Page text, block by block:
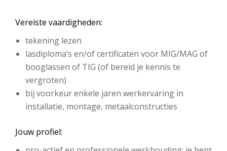
Vereiste vaardigheden:
tekening lezen
lasdiploma’s en/of certificaten voor MIG/MAG of
booglassen of TIG (of bereid je kennis te
vergroten)
bij voorkeur enkele jaren werkervaring in
installatie, montage, metaalconstructies
Jouw profiel: